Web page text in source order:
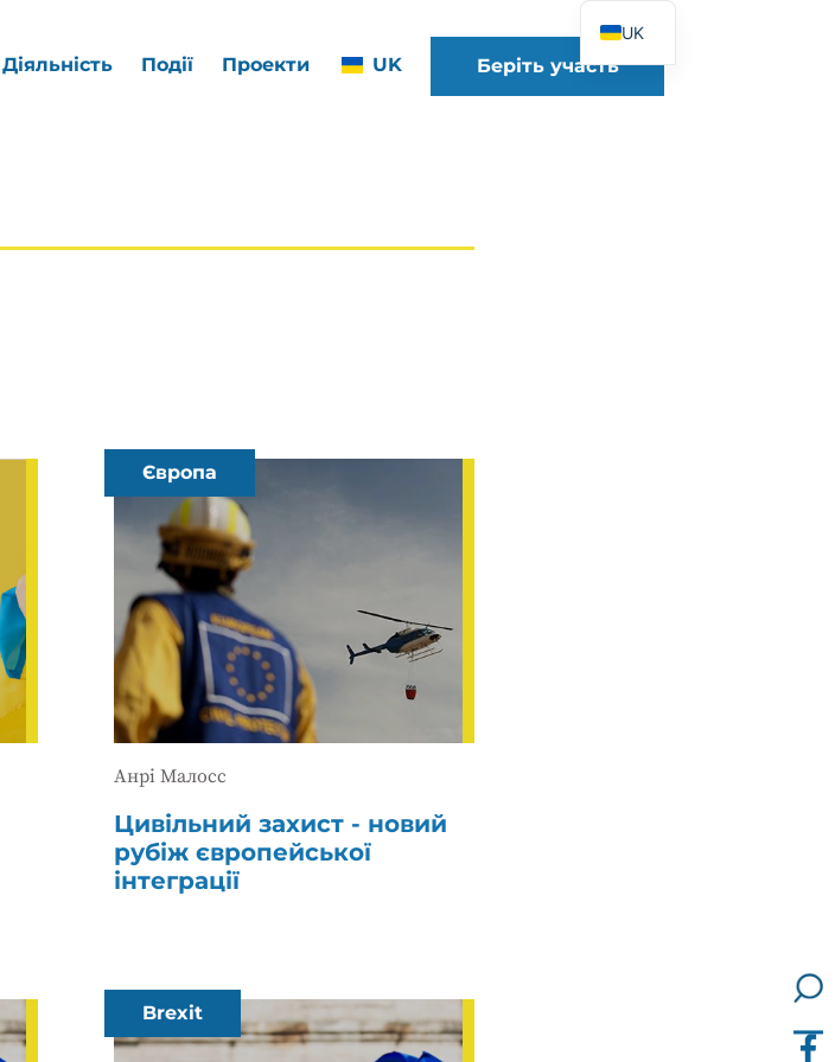
Діяльність Події Проекти UK Беріть участь
Європа
Анрі Малосс
Цивільний захист - новий
рубіж європейської
інтеграції
Brexit
UK
FR